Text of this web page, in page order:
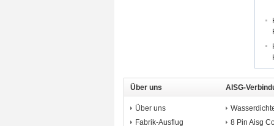
Über uns
Über uns
Fabrik-Ausflug
AISG-
8 Pin Aisg